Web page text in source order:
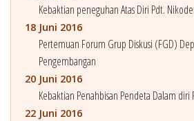
Kebaktian peneguhan Atas Diri Pdt.
18 Juni 2016
Pertemuan Forum Grup Diskusi (FGD)
Pengembangan
20 Juni 2016
Kebaktian Penahbisan Pendeta Dalam diri
22 Juni 2016